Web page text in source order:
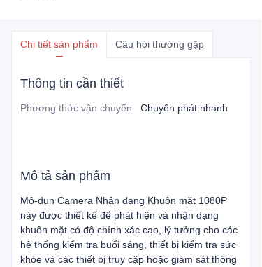
Chi tiết sản phẩm Câu hỏi thường gặp
Thông tin cần thiết
Phương thức vận chuyển: Chuyển phát nhanh
Mô tả sản phẩm
Mô-đun Camera Nhận dạng Khuôn mặt 1080P
này được thiết kế để phát hiện và nhận dạng
khuôn mặt có độ chính xác cao, lý tưởng cho các
hệ thống kiểm tra buổi sáng, thiết bị kiểm tra sức
khỏe và các thiết bị truy cập hoặc giám sát thông